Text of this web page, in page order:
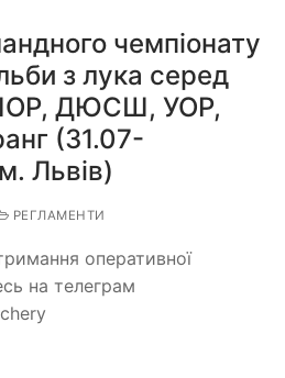
чемпіонату
з лука серед
ДЮСШ, УОР,
(31.07-
Львів)
РЕГЛАМЕНТИ
оперативної
на телеграм